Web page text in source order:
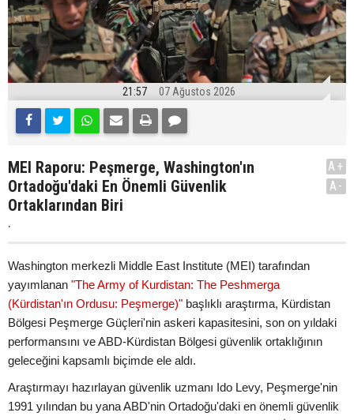
21:57 07 Ağustos 2026
MEI Raporu: Peşmerge, Washington'ın
Ortadoğu'daki En Önemli Güvenlik
Ortaklarından Biri
.
A+
A-
Washington merkezli Middle East Institute (MEI) tarafından
yayımlanan "The Army of Kurdistan: The Peshmerga
(Kürdistan'ın Ordusu: Peşmerge)" başlıklı araştırma, Kürdistan
Bölgesi Peşmerge Güçleri'nin askeri kapasitesini, son on yıldaki
performansını ve ABD-Kürdistan Bölgesi güvenlik ortaklığının
geleceğini kapsamlı biçimde ele aldı.
Araştırmayı hazırlayan güvenlik uzmanı Ido Levy, Peşmerge'nin
1991 yılından bu yana ABD'nin Ortadoğu'daki en önemli güvenlik